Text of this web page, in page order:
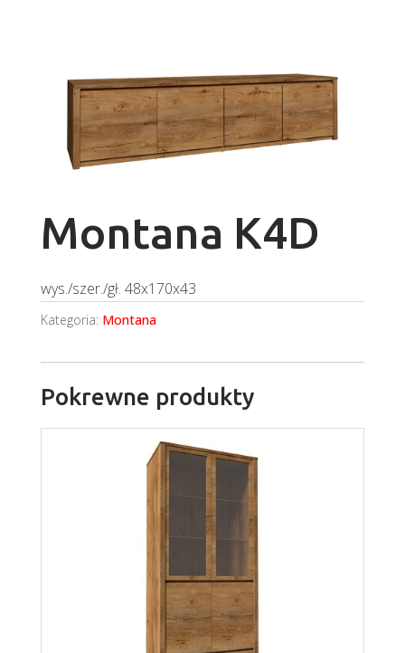
Montana K4D
wys./szer./gł. 48x170x43
Kategoria: Montana
Pokrewne produkty